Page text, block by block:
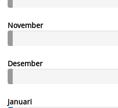
November
Desember
Januari